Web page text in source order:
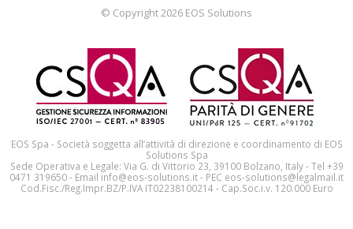
© Copyright 2026 EOS Solutions
EOS Spa - Società soggetta all’attività di direzione e coordinamento di EOS
Solutions Spa
Sede Operativa e Legale: Via G. di Vittorio 23, 39100 Bolzano, Italy - Tel +39
0471 319650 - Email info@eos-solutions.it - PEC eos-solutions@legalmail.it
Cod.Fisc./Reg.Impr.BZ/P.IVA IT02238100214 - Cap.Soc.i.v. 120.000 Euro